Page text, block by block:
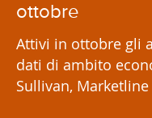
ottobre
Attivi in ottobre gli
dati di ambito
Sullivan, Marketline